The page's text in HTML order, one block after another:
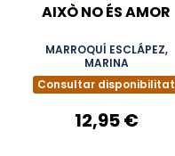
AIXÒ NO ÉS AMOR
MARROQUÍ ESCLÁPEZ,
MARINA
Consultar disponibilitat
12,95 €